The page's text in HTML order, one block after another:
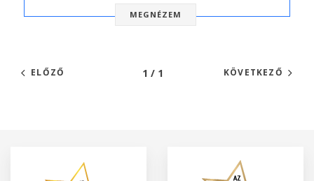
MEGNÉZEM
ELŐZŐ 1 / 1 KÖVETKEZŐ